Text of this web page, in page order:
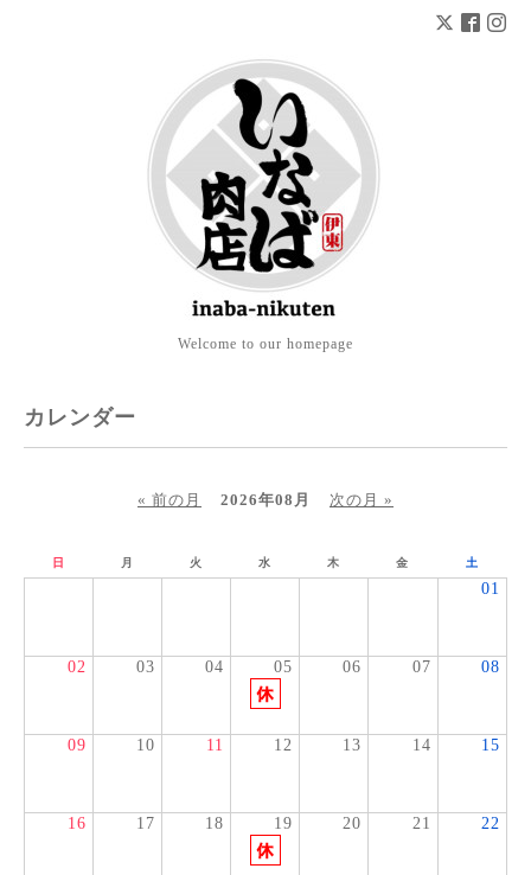
Welcome to our homepage
カレンダー
« 前の月 2026年08月 次の月 »
日 月 火 水 木 金 土
01
02 03 04 05 06 07 08
09 10 11 12 13 14 15
16 17 18 19 20 21 22